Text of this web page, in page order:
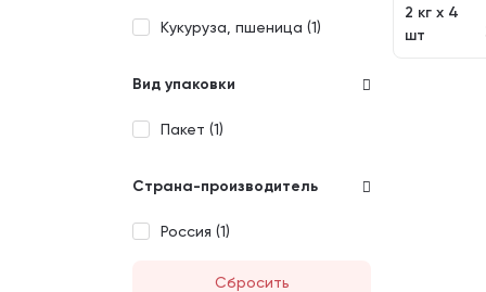
Кукуруза, пшеница (1)
Вид упаковки
Пакет (1)
Страна-производитель
Россия (1)
Сбросить
2 кг х 4
шт